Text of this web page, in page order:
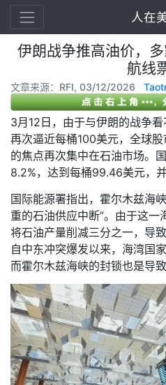
人在
伊朗战争推高油价，
航线
文章来源：RFI, 03/12/2026
3月12日，由于与伊朗的战争
再次逼近每桶100美元，全球
的焦点再次集中在石油市场。
8.2%，达到每桶99.46美元，
国际能源署指出，霍尔木兹海
重的石油供应中断”。由于这
将石油产量削减三分之一，导
自中东冲突爆发以来，海湾国
而霍尔木兹海峡的封锁也是导